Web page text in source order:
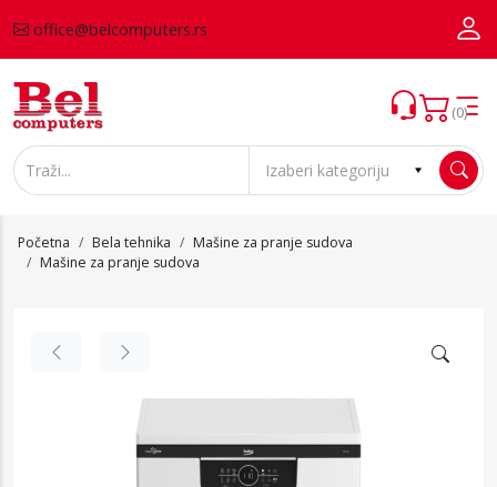
office@belcomputers.rs
(0)
Početna Bela tehnika
Mašine za pranje sudova
Mašine za pranje sudova